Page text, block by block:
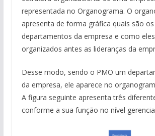
representada no Organograma. O
apresenta de forma gráfica quais são os
departamentos da empresa e como
organizados antes as lideranças da
Desse modo, sendo o PMO um
da empresa, ele aparece no
A figura seguinte apresenta três
conforme a sua função no nível